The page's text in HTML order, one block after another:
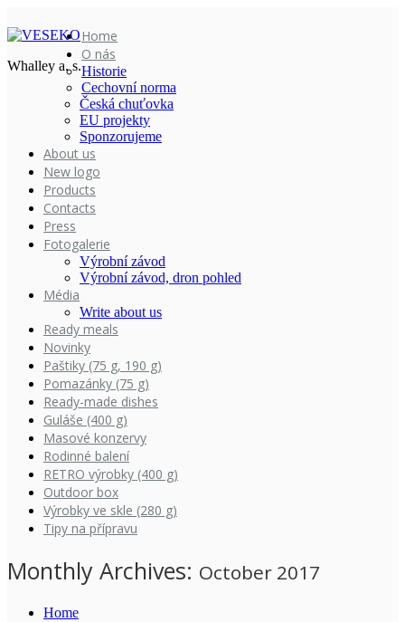
Whalley a. s.
Home
O nás
Historie
Cechovní norma
Česká chuťovka
EU projekty
Sponzorujeme
About us
New logo
Products
Contacts
Press
Fotogalerie
Výrobní závod
Výrobní závod, dron pohled
Média
Write about us
Ready meals
Novinky
Paštiky (75 g, 190 g)
Pomazánky (75 g)
Ready-made dishes
Guláše (400 g)
Masové konzervy
Rodinné balení
RETRO výrobky (400 g)
Outdoor box
Výrobky ve skle (280 g)
Tipy na přípravu
Monthly Archives: October 2017
Home